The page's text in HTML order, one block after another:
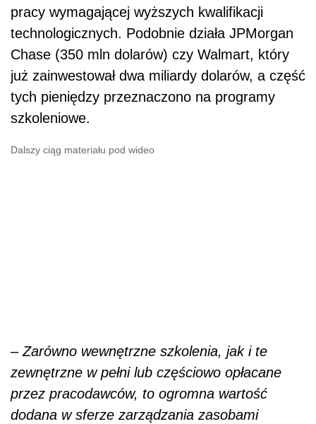
pracy wymagającej wyższych kwalifikacji
technologicznych. Podobnie działa JPMorgan
Chase (350 mln dolarów) czy Walmart, który
już zainwestował dwa miliardy dolarów, a część
tych pieniędzy przeznaczono na programy
szkoleniowe.
Dalszy ciąg materiału pod wideo
– Zarówno wewnętrzne szkolenia, jak i te
zewnętrzne w pełni lub częściowo opłacane
przez pracodawców, to ogromna wartość
dodana w sferze zarządzania zasobami